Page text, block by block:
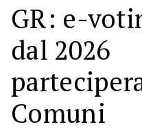
GR: e-
dal 2026
Comuni